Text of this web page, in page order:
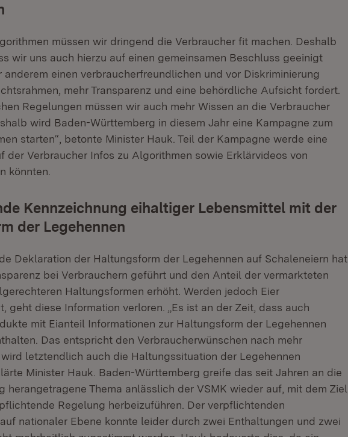
müssen wir dringend die Verbraucher fit machen. Deshalb
wir uns auch hierzu auf einen gemeinsamen Beschluss geeinigt
anderem einen verbraucherfreundlichen und vor Diskriminierung
mehr Transparenz und eine behördliche Aufsicht fordert.
Regelungen müssen wir auch mehr Wissen an die Verbraucher
wird Baden-Württemberg in diesem Jahr eine Kampagne zum
starten“, betonte Minister Hauk. Teil der Kampagne werde eine
der Verbraucher Infos zu Algorithmen sowie Erklärvideos von
könnten.
Kennzeichnung eihaltiger Lebensmittel mit der
der Legehennen
Deklaration der Haltungsform der Legehennen auf Schaleneiern hat
bei Verbrauchern geführt und den Anteil der vermarkteten
Haltungsformen erhöht. Werden jedoch Eier
geht diese Information verloren. „Es ist an der Zeit, dass auch
mit Eianteil Informationen zur Haltungsform der Legehennen
Das entspricht den Verbraucherwünschen nach mehr
letztendlich auch die Haltungssituation der Legehennen
Minister Hauk. Baden-Württemberg greife das seit Jahren an die
herangetragene Thema anlässlich der VSMK wieder auf, mit dem Ziel,
Regelung herbeizuführen. Der verpflichtenden
nationaler Ebene konnte leider durch zwei Enthaltungen und zwei